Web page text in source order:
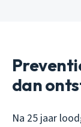
dan
Na 25 jaar